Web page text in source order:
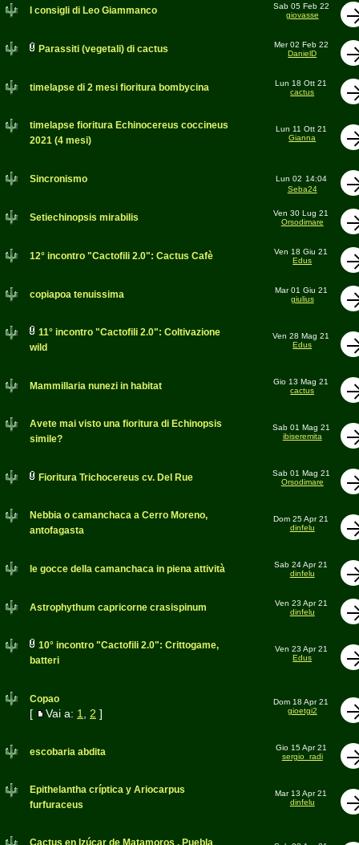
I consigli di Leo Giammanco
Sab 05 Feb 22
giovasse
Parassiti (vegetali) di cactus
Mer 02 Feb 22
DanielD
timelapse di 2 mesi fioritura bombycina
Lun 18 Ott 21
cactus
timelapse fioritura Echinocereus coccineus
2021 (4 mesi)
Lun 11 Ott 21
Gianna
Sincronismo Lun 02 14:04
Seba24
Setiechinopsis mirabilis
Ven 30 Lug 21
Orsodimare
12° incontro "Cactofili 2.0": Cactus Cafè
Ven 18 Giu 21
Edus
copiapoa tenuissima
Mar 01 Giu 21
giulius
11° incontro "Cactofili 2.0": Coltivazione
wild
Ven 28 Mag 21
Edus
Mammillaria nunezi in habitat
Gio 13 Mag 21
cactus
Avete mai visto una fioritura di Echinopsis
simile?
Sab 01 Mag 21
ibiseremita
Fioritura Trichocereus cv. Del Rue
Sab 01 Mag 21
Orsodimare
Nebbia o camanchaca a Cerro Moreno,
antofagasta
Dom 25 Apr 21
dinfelu
le gocce della camanchaca in piena attività
Sab 24 Apr 21
dinfelu
Astrophythum capricorne crasispinum
Ven 23 Apr 21
dinfelu
10° incontro "Cactofili 2.0": Crittogame,
batteri
Ven 23 Apr 21
Edus
Copao
[ Vai a: 1 2 ]
Dom 18 Apr 21
gioetgi2
escobaria abdita
Gio 15 Apr 21
sergio_radi
Epithelantha críptica y Ariocarpus
furfuraceus
Mar 13 Apr 21
dinfelu
Cactus en Izúcar de Matamoros , Puebla